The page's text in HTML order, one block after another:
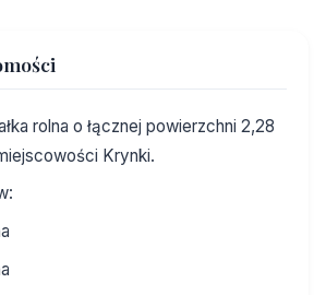
rolna o łącznej powierzchni 2,28
Krynki.